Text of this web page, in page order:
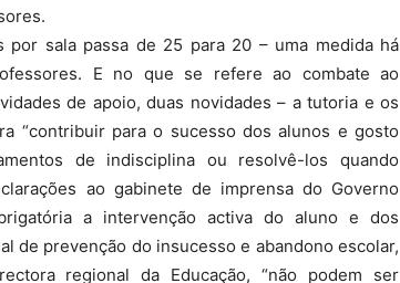
sala passa de 25 para 20 – uma medida há
E no que se refere ao combate ao
de apoio, duas novidades – a tutoria e os
“contribuir para o sucesso dos alunos e gosto
de indisciplina ou resolvê-los quando
ao gabinete de imprensa do Governo
a intervenção activa do aluno e dos
de prevenção do insucesso e abandono escolar,
regional da Educação, “não podem ser